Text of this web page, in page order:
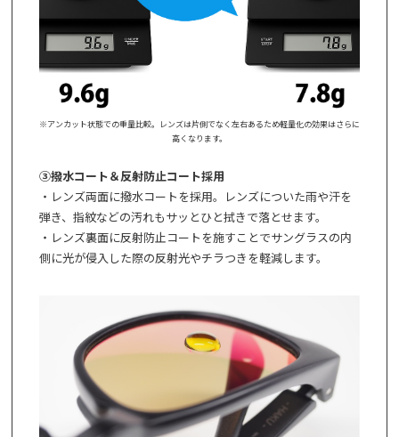
※アンカット状態での重量比較。レンズは片側でなく左右あるため軽量化の効果はさらに
高くなります。
③撥水コート＆反射防止コート採用
・レンズ両面に撥水コートを採用。レンズについた雨や汗を
弾き、指紋などの汚れもサッとひと拭きで落とせます。
・レンズ裏面に反射防止コートを施すことでサングラスの内
側に光が侵入した際の反射光やチラつきを軽減します。